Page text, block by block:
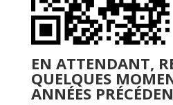
EN ATTENDANT,
QUELQUES
ANNÉES